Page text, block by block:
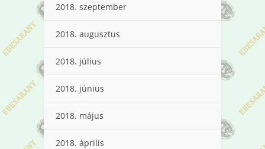
2018. szeptember
2018. augusztus
2018. július
2018. június
2018. május
2018. április